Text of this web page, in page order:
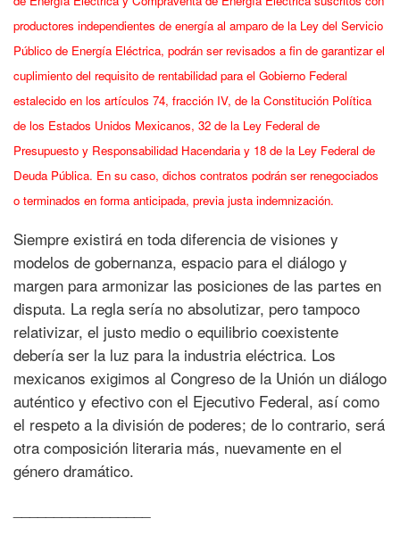
productores independientes de energía al amparo de la Ley del Servicio
Público de Energía Eléctrica, podrán ser revisados a fin de garantizar el
cuplimiento del requisito de rentabilidad para el Gobierno Federal
estalecido en los artículos 74, fracción IV, de la Constitución Política
de los Estados Unidos Mexicanos, 32 de la Ley Federal de
Presupuesto y Responsabilidad Hacendaria y 18 de la Ley Federal de
Deuda Pública. En su caso, dichos contratos podrán ser renegociados
o terminados en forma anticipada, previa justa indemnización.
Siempre existirá en toda diferencia de visiones y
modelos de gobernanza, espacio para el diálogo y
margen para armonizar las posiciones de las partes en
disputa. La regla sería no absolutizar, pero tampoco
relativizar, el justo medio o equilibrio coexistente
debería ser la luz para la industria eléctrica. Los
mexicanos exigimos al Congreso de la Unión un diálogo
auténtico y efectivo con el Ejecutivo Federal, así como
el respeto a la división de poderes; de lo contrario, será
otra composición literaria más, nuevamente en el
género dramático.